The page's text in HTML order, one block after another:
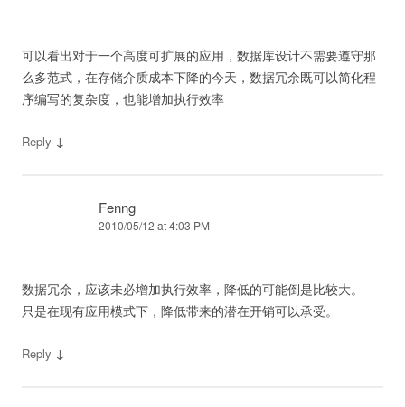
可以看出对于一个高度可扩展的应用，数据库设计不需要遵守那
么多范式，在存储介质成本下降的今天，数据冗余既可以简化程
序编写的复杂度，也能增加执行效率
Reply ↓
Fenng
2010/05/12 at 4:03 PM
数据冗余，应该未必增加执行效率，降低的可能倒是比较大。
只是在现有应用模式下，降低带来的潜在开销可以承受。
Reply ↓